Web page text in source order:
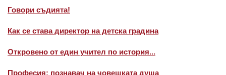
Говори съдията!
Как се става директор на детска градина
Откровено от един учител по история...
Професия: познавач на човешката душа